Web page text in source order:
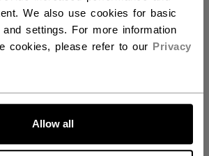
We also use cookies for basic
settings. For more information
cookies, please refer to our Privacy
Allow all
ALLONS-Y !
MAGASIN
Retours gratuits
OUVRIR LES